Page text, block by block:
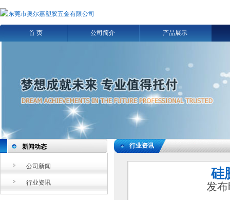
首 页 公司简介 产品展示
新闻动态
公司新闻
行业资讯
行业资讯
硅
发